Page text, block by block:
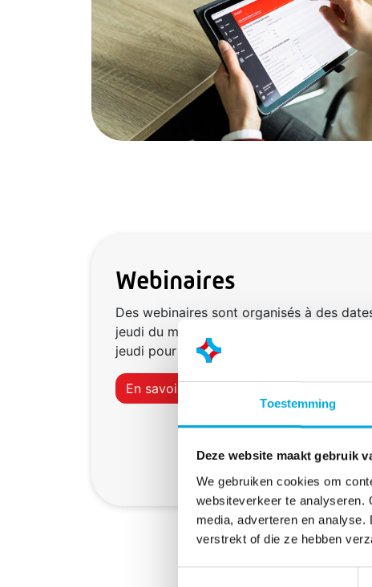
Toestemming
Deze website maakt gebruik
We gebruiken cookies om
websiteverkeer te analyseren.
media, adverteren en
verstrekt of die ze hebben
Webinaires
Des webinaires sont organisés à des
jeudi du mois pour les utilisateurs
jeudi pour les utilisateurs confirmés.
En savoir plus